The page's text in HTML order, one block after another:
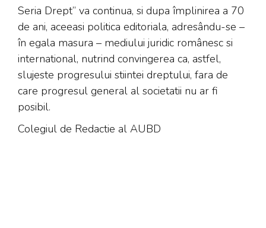
Seria Drept” va continua, si dupa împlinirea a 70
de ani, aceeasi politica editoriala, adresându-se –
în egala masura – mediului juridic românesc si
international, nutrind convingerea ca, astfel,
slujeste progresului stiintei dreptului, fara de
care progresul general al societatii nu ar fi
posibil.
Colegiul de Redactie al AUBD